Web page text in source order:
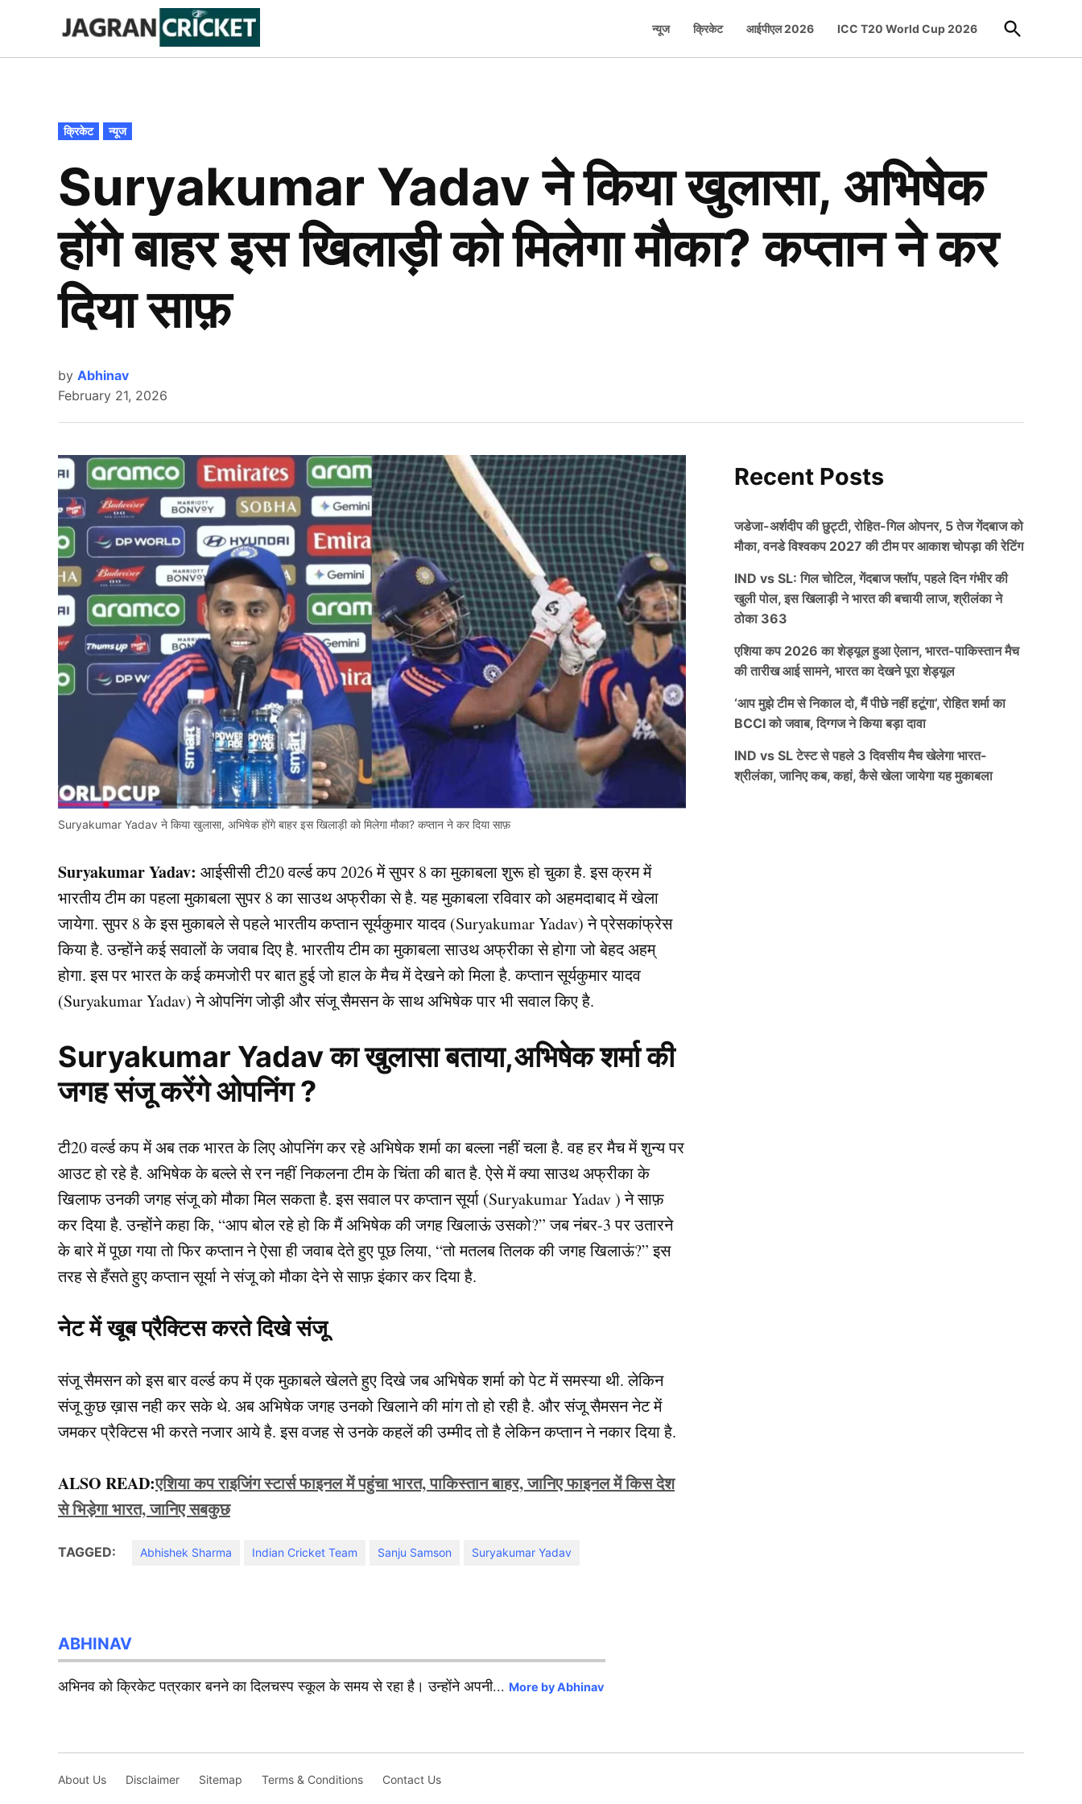
content
Cricket
न्यूज क्रिकेट आईपीएल 2026 ICC T20 World Cup 2026
Open
Search
POSTED
IN
क्रिकेट न्यूज
Suryakumar Yadav ने किया खुलासा, अभिषेक
होंगे बाहर इस खिलाड़ी को मिलेगा मौका? कप्तान ने कर
दिया साफ़
by Abhinav
February 21, 2026
Suryakumar Yadav ने किया खुलासा, अभिषेक होंगे बाहर इस खिलाड़ी को मिलेगा मौका? कप्तान ने कर दिया साफ़
Suryakumar Yadav: आईसीसी टी20 वर्ल्ड कप 2026 में सुपर 8 का मुकाबला शुरू हो चुका है. इस क्रम में
भारतीय टीम का पहला मुकाबला सुपर 8 का साउथ अफ्रीका से है. यह मुकाबला रविवार को अहमदाबाद में खेला
जायेगा. सुपर 8 के इस मुकाबले से पहले भारतीय कप्तान सूर्यकुमार यादव (Suryakumar Yadav) ने प्रेसकांफ्रेस
किया है. उन्होंने कई सवालों के जवाब दिए है. भारतीय टीम का मुकाबला साउथ अफ्रीका से होगा जो बेहद अहम्
होगा. इस पर भारत के कई कमजोरी पर बात हुई जो हाल के मैच में देखने को मिला है. कप्तान सूर्यकुमार यादव
(Suryakumar Yadav) ने ओपनिंग जोड़ी और संजू सैमसन के साथ अभिषेक पार भी सवाल किए है.
Suryakumar Yadav का खुलासा बताया,अभिषेक शर्मा की
जगह संजू करेंगे ओपनिंग ?
टी20 वर्ल्ड कप में अब तक भारत के लिए ओपनिंग कर रहे अभिषेक शर्मा का बल्ला नहीं चला है. वह हर मैच में शुन्य पर
आउट हो रहे है. अभिषेक के बल्ले से रन नहीं निकलना टीम के चिंता की बात है. ऐसे में क्या साउथ अफ्रीका के
खिलाफ उनकी जगह संजू को मौका मिल सकता है. इस सवाल पर कप्तान सूर्या (Suryakumar Yadav ) ने साफ़
कर दिया है. उन्होंने कहा कि, “आप बोल रहे हो कि मैं अभिषेक की जगह खिलाऊं उसको?” जब नंबर-3 पर उतारने
के बारे में पूछा गया तो फिर कप्तान ने ऐसा ही जवाब देते हुए पूछ लिया, “तो मतलब तिलक की जगह खिलाऊं?” इस
तरह से हँसते हुए कप्तान सूर्या ने संजू को मौका देने से साफ़ इंकार कर दिया है.
नेट में खूब प्रैक्टिस करते दिखे संजू
संजू सैमसन को इस बार वर्ल्ड कप में एक मुकाबले खेलते हुए दिखे जब अभिषेक शर्मा को पेट में समस्या थी. लेकिन
संजू कुछ ख़ास नही कर सके थे. अब अभिषेक जगह उनको खिलाने की मांग तो हो रही है. और संजू सैमसन नेट में
जमकर प्रैक्टिस भी करते नजार आये है. इस वजह से उनके कहलें की उम्मीद तो है लेकिन कप्तान ने नकार दिया है.
ALSO READ:एशिया कप राइजिंग स्टार्स फाइनल में पहुंचा भारत, पाकिस्तान बाहर, जानिए फाइनल में किस देश
से भिड़ेगा भारत, जानिए सबकुछ
TAGGED: Abhishek Sharma Indian Cricket Team Sanju Samson Suryakumar Yadav
ABHINAV
अभिनव को क्रिकेट पत्रकार बनने का दिलचस्प स्कूल के समय से रहा है। उन्होंने अपनी... More by Abhinav
Recent Posts
जडेजा-अर्शदीप की छुट्टी, रोहित-गिल ओपनर, 5 तेज गेंदबाज को
मौका, वनडे विश्वकप 2027 की टीम पर आकाश चोपड़ा की रेटिंग
IND vs SL: गिल चोटिल, गेंदबाज फ्लॉप, पहले दिन गंभीर की
खुली पोल, इस खिलाड़ी ने भारत की बचायी लाज, श्रीलंका ने
ठोका 363
एशिया कप 2026 का शेड्यूल हुआ ऐलान, भारत-पाकिस्तान मैच
की तारीख आई सामने, भारत का देखने पूरा शेड्यूल
‘आप मुझे टीम से निकाल दो, मैं पीछे नहीं हटूंगा’, रोहित शर्मा का
BCCI को जवाब, दिग्गज ने किया बड़ा दावा
IND vs SL टेस्ट से पहले 3 दिवसीय मैच खेलेगा भारत-
श्रीलंका, जानिए कब, कहां, कैसे खेला जायेगा यह मुकाबला
About Us Disclaimer Sitemap Terms & Conditions Contact Us